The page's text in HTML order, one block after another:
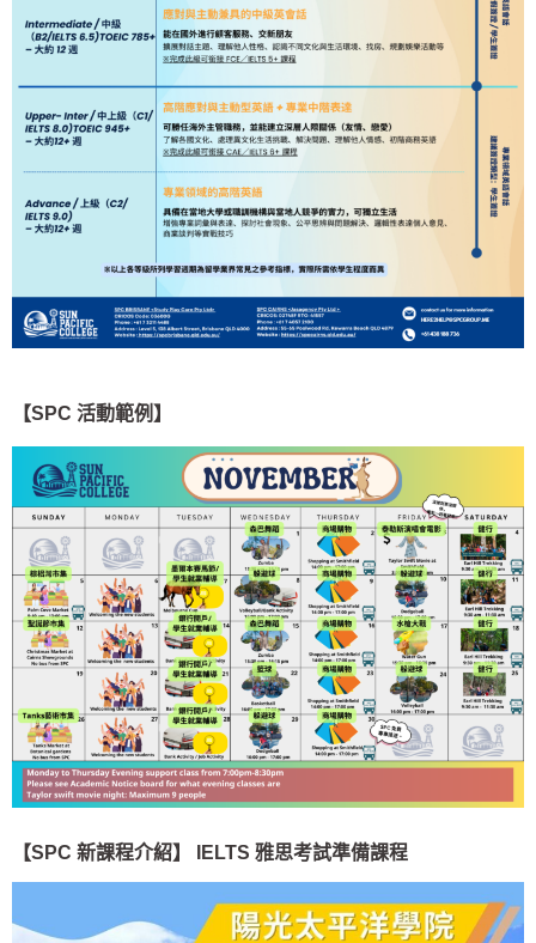
【SPC 活動範例 】
【SPC 新課程介紹】 IELTS 雅思考試準備課程